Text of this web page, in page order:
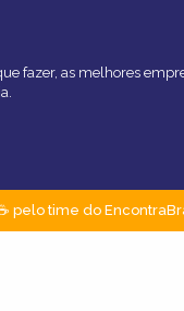
fazer, as melhores
pelo time do